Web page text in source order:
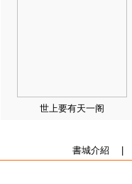
世上要有天一阁
書城介紹